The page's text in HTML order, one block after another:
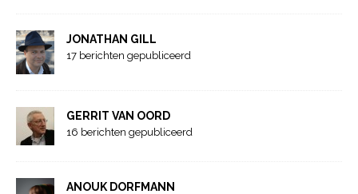
JONATHAN GILL
17 berichten gepubliceerd
GERRIT VAN OORD
16 berichten gepubliceerd
ANOUK DORFMANN